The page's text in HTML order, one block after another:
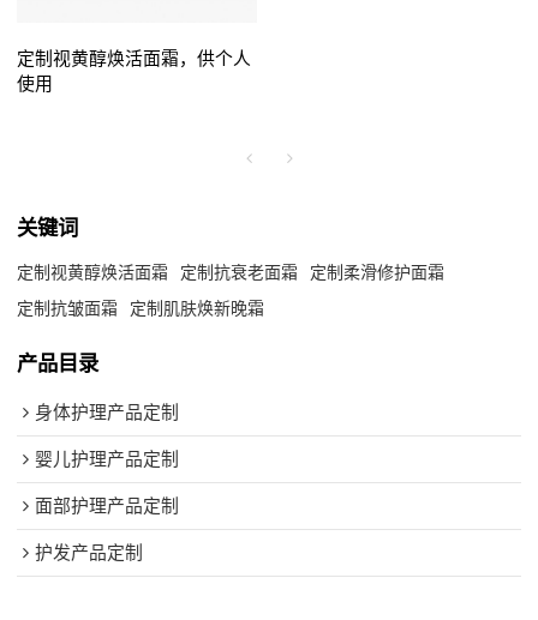
定制视黄醇焕活面霜，供个人
使用
关键词
定制视黄醇焕活面霜 定制抗衰老面霜
定制柔滑修护面霜
定制抗皱面霜
定制肌肤焕新晚霜
产品目录
身体护理产品定制
婴儿护理产品定制
面部护理产品定制
护发产品定制